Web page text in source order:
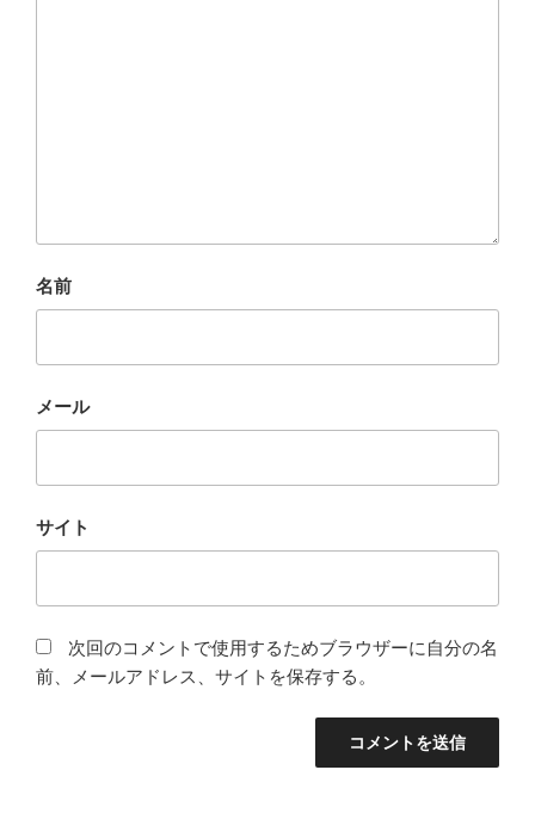
名前
メール
サイト
次回のコメントで使用するためブラウザーに自分の名
前、メールアドレス、サイトを保存する。